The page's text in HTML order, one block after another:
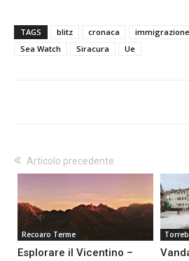
TAGS blitz cronaca immigrazione
Sea Watch
Siracura Ue
Articolo precedente
Recoaro Terme
Esplorare il Vicentino –